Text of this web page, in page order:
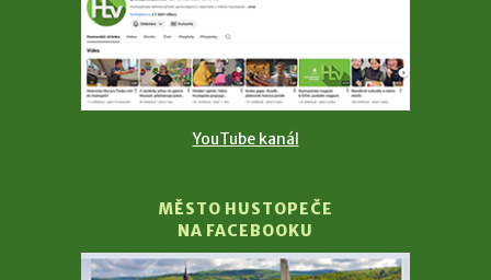
YouTube kanál
MĚSTO HUSTOPEČE
NA FACEBOOKU